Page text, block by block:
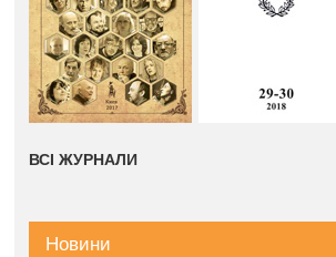
ВСІ ЖУРНАЛИ
Новини